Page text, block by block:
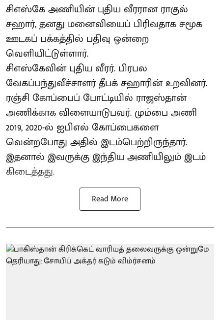
சிஎஸ்கே அணியின் புதிய வீரரான ராகுல்
சஹார், தனது மனைவியைப் பிரிவதாக சமூக
ஊடகப் பக்கத்தில் பதிவு ஒன்றை
வெளியிட்டுள்ளார்.
சிஎஸ்கேவின் புதிய வீரர். பிரபல
வேகப்பந்துவீச்சாளர் தீபக் சஹாரின் உறவினர்.
ரஞ்சி கோப்பைப் போட்டியில் ராஜஸ்தான்
அணிக்காக விளையாடுபவர். மும்பை அணி
2019, 2020-ல் ஐபிஎல் கோப்பைகளை
வென்றபோது அதில் இடம்பெற்றிருந்தார்.
இதனால் இவருக்கு இந்திய அணியிலும் இடம்
கிடைத்தது.
Read More